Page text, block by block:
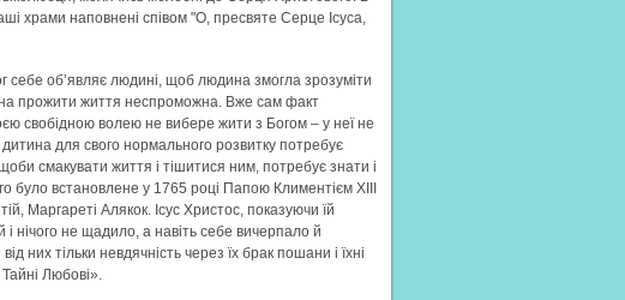
храми наповнені співом "О, пресвяте Серце Ісуса,
об’являє людині, щоб людина змогла зрозуміти
прожити життя неспроможна. Вже сам факт
свобідною волею не вибере жити з Богом – у неї не
дитина для свого нормального розвитку потребує
смакувати життя і тішитися ним, потребує знати і
встановлене у 1765 році Папою Климентієм ХІІІ
Маргареті Алякок. Ісус Христос, показуючи їй
не щадило, а навіть себе вичерпало й
них тільки невдячність через їх брак пошани і їхні
Любові».